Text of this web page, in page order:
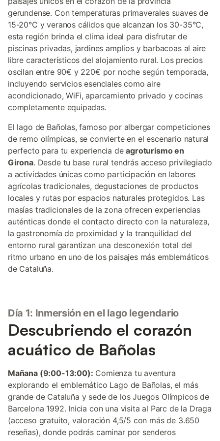
zo
gerundense. Con temperaturas primaverales suaves de
15-20°C y veranos cálidos que alcanzan los 30-35°C,
esta región brinda el clima ideal para disfrutar de
piscinas privadas, jardines amplios y barbacoas al aire
libre característicos del alojamiento rural. Los precios
oscilan entre 90€ y 220€ por noche según temporada,
incluyendo servicios esenciales como aire
acondicionado, WiFi, aparcamiento privado y cocinas
completamente equipadas.
El lago de Bañolas, famoso por albergar competiciones
de remo olímpicas, se convierte en el escenario natural
perfecto para tu experiencia deagroturismo en
Girona. Desde tu base rural tendrás acceso privilegiado
a actividades únicas como participación en labores
agrícolas tradicionales, degustaciones de productos
locales y rutas por espacios naturales protegidos. Las
masías tradicionales de la zona ofrecen experiencias
auténticas donde el contacto directo con la naturaleza,
la gastronomía de proximidad y la tranquilidad del
entorno rural garantizan una desconexión total del
ritmo urbano en uno de los paisajes más emblemáticos
de Cataluña.
Día 1: Inmersión en el lago legendario
Descubriendo el corazón
acuático de Bañolas
Mañana (9:00-13:00): Comienza tu aventura
explorando el emblemático Lago de Bañolas, el más
grande de Cataluña y sede de los Juegos Olímpicos de
Barcelona 1992. Inicia con una visita al Parc de la Draga
(acceso gratuito, valoración 4,5/5 con más de 3.650
reseñas), donde podrás caminar por senderos